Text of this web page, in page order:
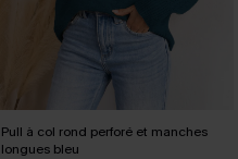
Pull à col rond perforé et manches
longues bleu